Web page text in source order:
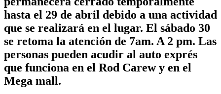
hasta el 29 de abril debido a una actividad
que se realizará en el lugar. El sábado 30
se retoma la atención de 7am. A 2 pm. Las
personas pueden acudir al auto exprés
que funciona en el Rod Carew y en el
Mega mall.